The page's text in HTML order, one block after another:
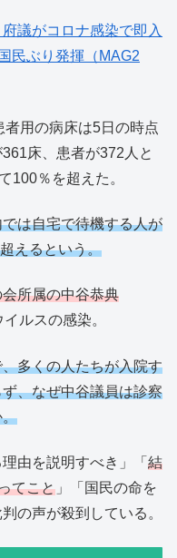
議がコロナ感染で即入
民ぶり発揮（MAG2
用の病床は5日の時点
床、患者が372人と
100％を超えた。
は自宅で待機する人が
えるという。
所属の中谷恭典
ルスの感染。
多くの人たちが入院す
、なぜ中谷議員は診察
。
由を説明すべき」「 結
てこと 」「国民の命を
の声が殺到している。